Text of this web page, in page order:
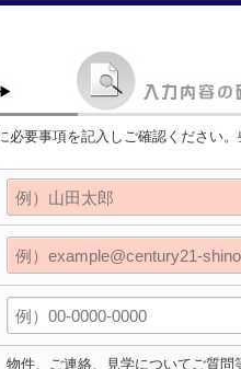
必要事項を記入しご確認ください
物件、ご連絡、見学についてご質問